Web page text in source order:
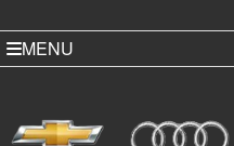
MENU